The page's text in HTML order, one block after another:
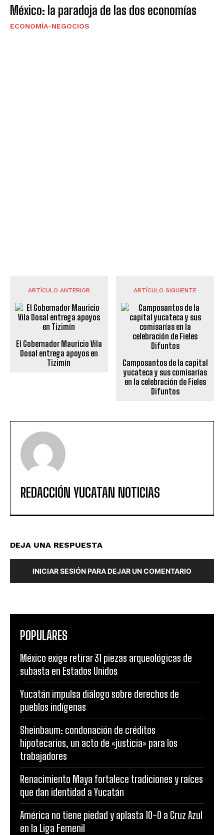
México: la paradoja de las dos economías
ECONOMÍA-NEGOCIOS
ARTÍCULO ANTERIOR
El Gobernador Mauricio Vila
Dosal entrega apoyos en
Tizimín
ARTÍCULO SIGUIENTE
Camposantos de la capital
yucateca y sus comisarías
en la celebración de Fieles
Difuntos
REDACCIÓN YUCATAN NOTICIAS
DEJA UNA RESPUESTA
INICIAR SESIÓN PARA DEJAR UN COMENTARIO
POPULARES
México exige retirar 31 piezas arqueológicas de
subasta en Estados Unidos
Yucatán impulsa diálogo sobre derechos de
pueblos indígenas
Sheinbaum: condonación de créditos
hipotecarios, un acto de «justicia» para los
trabajadores
Renacimiento Maya fortalece tradiciones y raíces
que dan identidad a Yucatán
América no tiene piedad y aplasta 10-0 a Cruz Azul
en la Liga Femenil